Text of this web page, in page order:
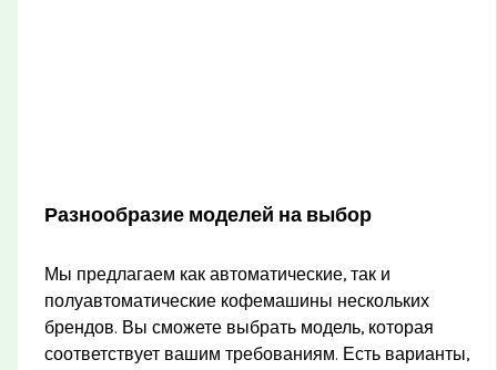
Разнообразие моделей на выбор
Мы предлагаем как автоматические, так и
полуавтоматические кофемашины нескольких
брендов. Вы сможете выбрать модель, которая
соответствует вашим требованиям. Есть варианты,